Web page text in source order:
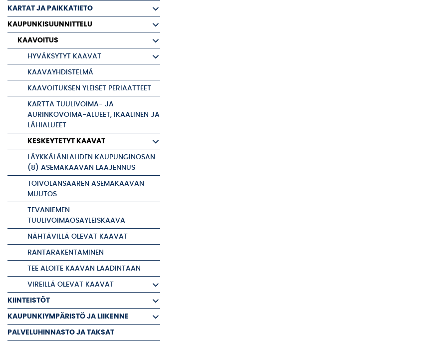
KARTAT JA PAIKKATIETO
KAUPUNKISUUNNITTELU
KAAVOITUS
HYVÄKSYTYT KAAVAT
KAAVAYHDISTELMÄ
KAAVOITUKSEN YLEISET PERIAATTEET
KARTTA TUULIVOIMA- JA
AURINKOVOIMA-ALUEET, IKAALINEN JA
LÄHIALUEET
KESKEYTETYT KAAVAT
LÄYKKÄLÄNLAHDEN KAUPUNGINOSAN
(8) ASEMAKAAVAN LAAJENNUS
TOIVOLANSAAREN ASEMAKAAVAN
MUUTOS
TEVANIEMEN
TUULIVOIMAOSAYLEISKAAVA
NÄHTÄVILLÄ OLEVAT KAAVAT
RANTARAKENTAMINEN
TEE ALOITE KAAVAN LAADINTAAN
VIREILLÄ OLEVAT KAAVAT
KIINTEISTÖT
KAUPUNKIYMPÄRISTÖ JA LIIKENNE
PALVELUHINNASTO JA TAKSAT